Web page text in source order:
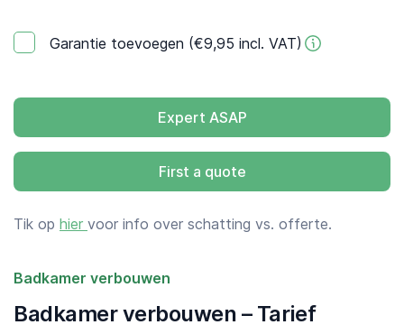
Garantie toevoegen (€9,95 incl. VAT)
Expert ASAP
First a quote
Tik op hier voor info over schatting vs. offerte.
Badkamer verbouwen
Badkamer verbouwen – Tarief